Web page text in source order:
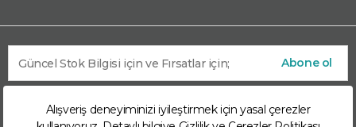
Alışveriş deneyiminizi iyileştirmek için yasal çerezler
Abone ol